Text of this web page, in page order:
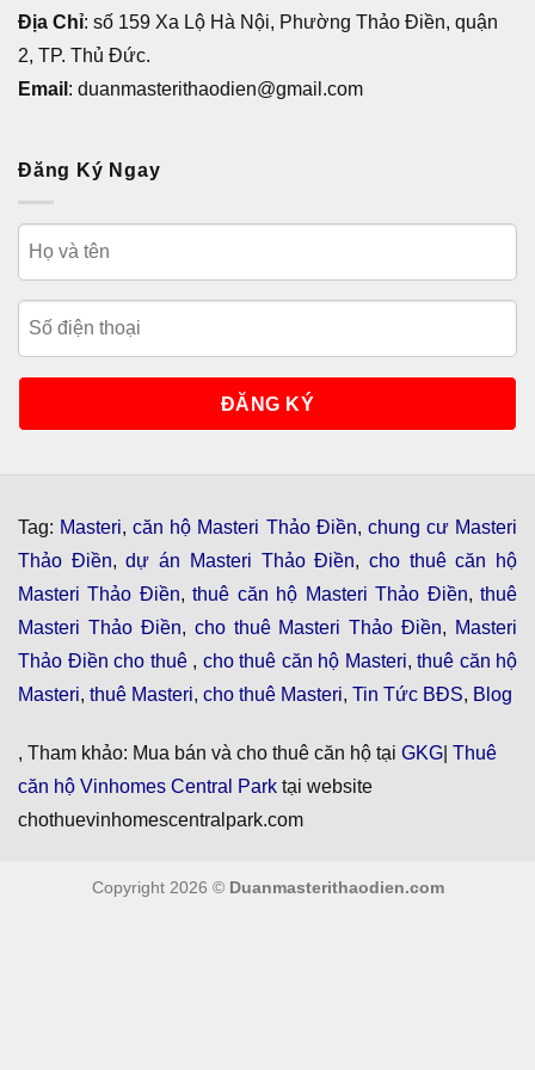
Địa Chỉ: số 159 Xa Lộ Hà Nội, Phường Thảo Điền, quận
2, TP. Thủ Đức.
Email : duanmasterithaodien@gmail.com
Đăng Ký Ngay
Tag: Masteri,căn hộ Masteri Thảo Điền, chung cư Masteri
Thảo Điền,dự án Masteri Thảo Điền, cho thuê căn hộ
Masteri Thảo Điền,thuê căn hộ Masteri Thảo Điền,thuê
Masteri Thảo Điền, cho thuê Masteri Thảo Điền, Masteri
Thảo Điền cho thuê , cho thuê căn hộ Masteri, thuê căn hộ
Masteri, thuê Masteri, cho thuê Masteri, Tin Tức BĐS, Blog
, Tham khảo: Mua bán và cho thuê căn hộ tại GKG Thuê
căn hộ Vinhomes Central Park tại website
chothuevinhomescentralpark.com
Copyright 2026 © Duanmasterithaodien.com